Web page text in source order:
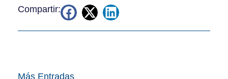
Compartir:
Más Entradas